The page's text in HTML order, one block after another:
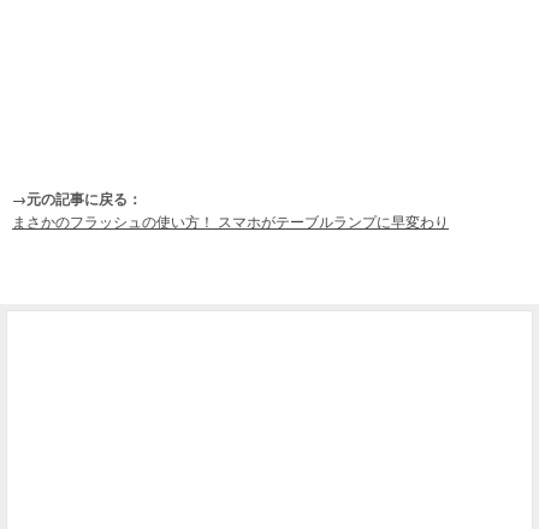
→元の記事に戻る：
まさかのフラッシュの使い方！ スマホがテーブルランプに早変わり